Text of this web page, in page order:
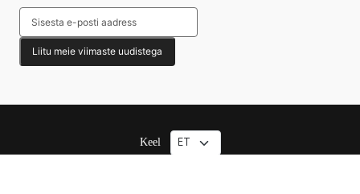
Liitu meie viimaste uudistega
Keel